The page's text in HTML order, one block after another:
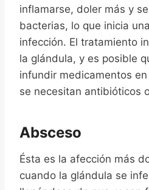
inflamarse, doler más y
bacterias, lo que inicia
infección. El tratamiento
la glándula, y es posible
infundir medicamentos
se necesitan antibióticos
Absceso
Ésta es la afección más
cuando la glándula se